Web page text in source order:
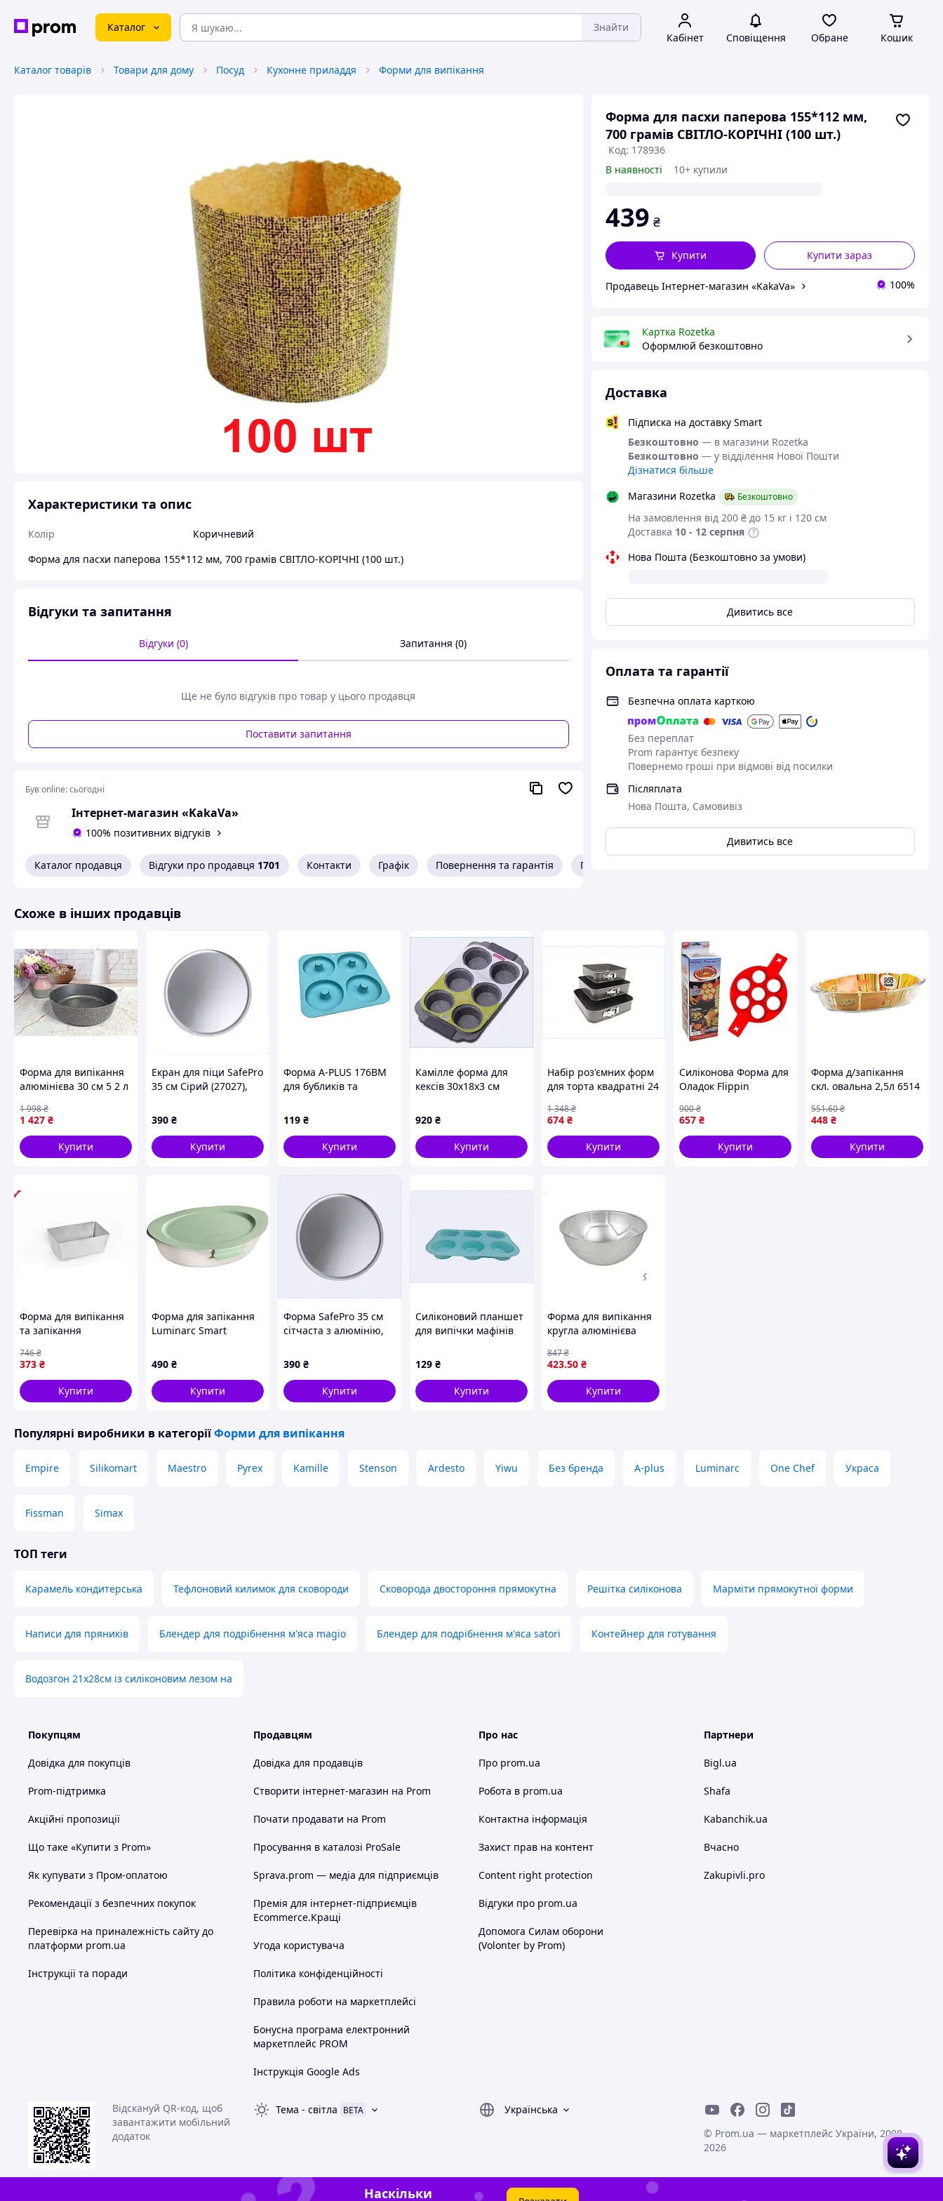
Каталог Знайти
Кабінет Сповіщення Обране Кошик
Каталог товарів Товари для дому Посуд Кухонне приладдя Форми для випікання
Форма для пасхи паперова 155*112 мм,
700 грамів СВІТЛО-КОРІЧНІ (100 шт.)
Код: 178936
В наявності
10+ купили
439 ₴
Купити зараз
Купити
Продавець Інтернет-магазин «KakaVa» 100%
Картка Rozetka
Оформлюй безкоштовно
Доставка
Підписка на доставку Smart
Безкоштовно — в магазини Rozetka
Безкоштовно — у відділення Нової Пошти
Дізнатися більше
Магазини Rozetka
Безкоштовно
На замовлення від 200 ₴ до 15 кг і 120 см
Доставка 10 - 12 серпня
Нова Пошта (Безкоштовно за умови)
Дивитись все
Оплата та гарантії
Безпечна оплата карткою
Без переплат
Prom гарантує безпеку
Повернемо гроші при відмові від посилки
Післяплата
Нова Пошта, Самовивіз
Дивитись все
Характеристики та опис
Колір
Коричневий
Форма для пасхи паперова 155*112 мм, 700 грамів СВІТЛО-КОРІЧНІ (100 шт.)
Відгуки та запитання
Відгуки (0) Запитання (0)
Ще не було відгуків про товар у цього продавця
Поставити запитання
Був online:сьогодні
Інтернет-магазин «KakaVa»
100% позитивних відгуків
Каталог продавця Відгуки про продавця 1701 Контакти Графік Повернення та гарантія Про продавця
Схоже в інших продавців
Форма для випікання
алюмінієва 30 см 5 2 л
FK-10292
1 427 ₴
1 998₴
Купити
Екран для піци SafePro
35 см Сірий (27027),
390 ₴
Купити
Форма A-PLUS 176BM
для бубликів та
874B5CH315
119 ₴
Купити
Камілле форма для
кексів 30х18х3 см
H83825E11
920 ₴
Купити
Набір роз'ємних форм
для торта квадратні 24
десертів і тортів
674 ₴
1 348₴
Купити
Силіконова Форма для
Оладок Flippin
0366/1005 (100)
657 ₴
900₴
Купити
Форма д/запікання
скл. овальна 2,5л 6514
448 ₴
551.60₴
Купити
Форма для випікання
та запікання
ПОЛІМЕТ для
створення кулінарних
шедеврів
373 ₴
746₴
Купити
Форма для запікання
Luminarc Smart
см (7024186)
490 ₴
Купити
Форма SafePro 35 см
сітчаста з алюмінію,
390 ₴
Купити
Силіконовий планшет
для випічки мафінів
129 ₴
Купити
Форма для випікання
кругла алюмінієва
приготування десертів
і випічки 22х9.5 см ТМ
STENSON
423.50 ₴
847₴
Купити
Популярні виробники в категоріїФорми для випікання
Empire Silikomart Maestro Pyrex Kamille Stenson Ardesto Yiwu Без бренда A-plus Luminarc One Chef Украса
Fissman Simax
ТОП теги
Карамель кондитерська Тефлоновий килимок для сковороди Сковорода двостороння прямокутна Решітка силіконова Марміти прямокутної форми
Написи для пряників Блендер для подрібнення м'яса magio Блендер для подрібнення м'яса satori Контейнер для готування
Водозгон 21х28см із силіконовим лезом на
Покупцям
Довідка для покупців
Prom-підтримка
Акційні пропозиції
Що таке «Купити з Prom»
Як купувати з Пром-оплатою
Рекомендації з безпечних покупок
Перевірка на приналежність сайту до
платформи prom.ua
Інструкції та поради
Продавцям
Довідка для продавців
Створити інтернет-магазин на Prom
Почати продавати на Prom
Просування в каталозі ProSale
Sprava.prom — медіа для підприємців
Премія для інтернет-підприємців
Ecommerce.Кращі
Угода користувача
Політика конфіденційності
Правила роботи на маркетплейсі
Бонусна програма електронний
маркетплейс PROM
Інструкція Google Ads
Про нас
Про prom.ua
Робота в prom.ua
Контактна інформація
Захист прав на контент
Content right protection
Відгуки про prom.ua
Допомога Силам оборони
(Volonter by Prom)
Партнери
Bigl.ua
Shafa
Kabanchik.ua
Вчасно
Zakupivli.pro
Відскануй QR-код, щоб
завантажити мобільний
додаток
Тема - світла BETA
Українська
© Prom.ua — маркетплейс України, 2008-
2026
Наскільки